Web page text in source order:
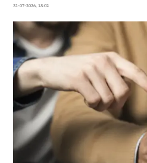
31-07-2026, 18:02